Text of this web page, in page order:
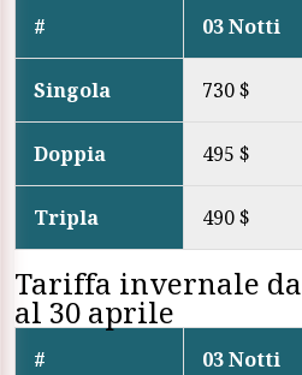
# 03 Notti
Singola 730 $
Doppia 495 $
Tripla 490 $
Tariffa invernale
al 30 aprile
# 03 Notti